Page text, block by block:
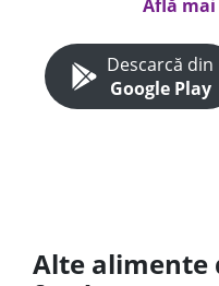
Află
Descarcă din
Google Play
Alte alimente